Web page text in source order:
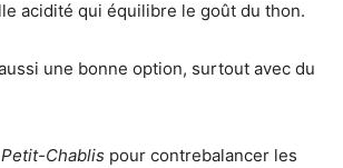
acidité qui équilibre le goût du thon.
une bonne option, surtout avec du
Petit-Chablis pour contrebalancer les